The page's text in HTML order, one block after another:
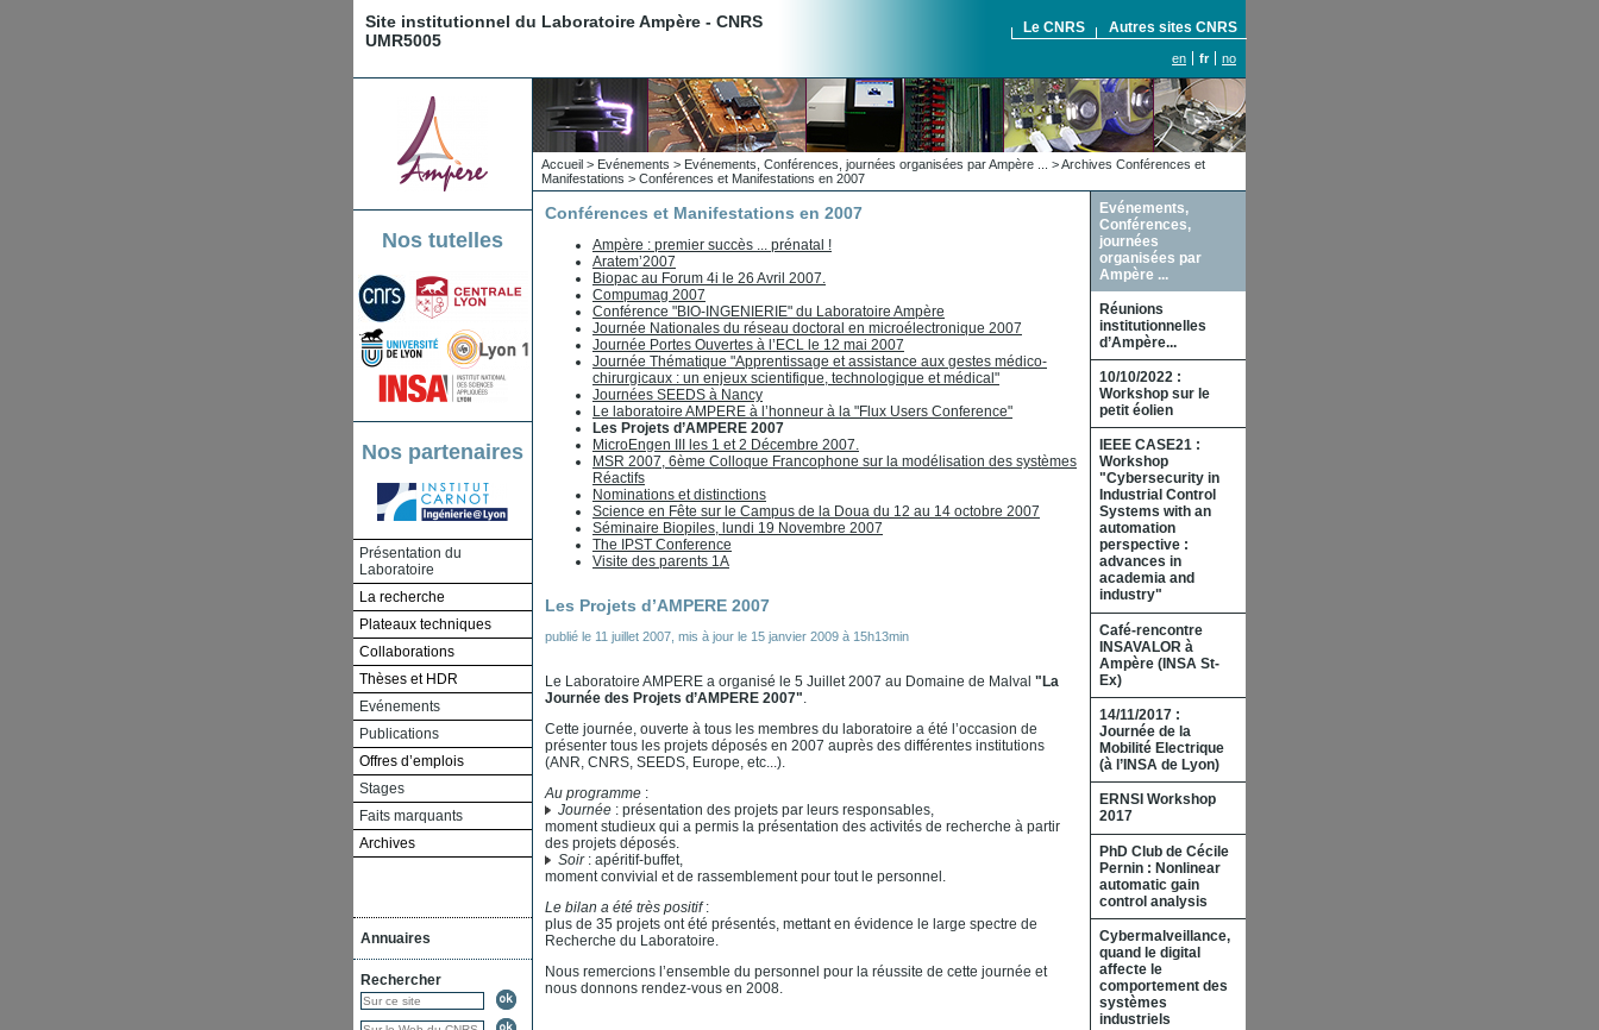
Site institutionnel du Laboratoire Ampère - CNRS
UMR5005
Le CNRS Autres sites CNRS
en fr no
Nos tutelles
Nos partenaires
Présentation du
Laboratoire
La recherche
Plateaux techniques
Collaborations
Thèses et HDR
Evénements
Publications
Offres d’emplois
Stages
Faits marquants
Archives
Annuaires
Rechercher
Accueil > Evénements > Evénements, Conférences, journées organisées par Ampère ... >Archives Conférences et
Manifestations > Conférences et Manifestations en 2007
Evénements,
Conférences,
journées
organisées par
Ampère ...
Réunions
institutionnelles
d’Ampère...
10/10/2022 :
Workshop sur le
petit éolien
IEEE CASE21 :
Workshop
"Cybersecurity in
Industrial Control
Systems with an
automation
perspective :
advances in
academia and
industry"
Café-rencontre
INSAVALOR à
Ampère (INSA St-
Ex)
14/11/2017 :
Journée de la
Mobilité Electrique
(à l’INSA de Lyon)
ERNSI Workshop
2017
PhD Club de Cécile
Pernin : Nonlinear
automatic gain
control analysis
Cybermalveillance,
quand le digital
affecte le
comportement des
systèmes
industriels
Conférences et Manifestations en 2007
Ampère : premier succès ... prénatal !
Aratem’2007
Biopac au Forum 4i le 26 Avril 2007.
Compumag 2007
Conférence "BIO-INGENIERIE" du Laboratoire Ampère
Journée Nationales du réseau doctoral en microélectronique 2007
Journée Portes Ouvertes à l’ECL le 12 mai 2007
Journée Thématique "Apprentissage et assistance aux gestes médico-
chirurgicaux : un enjeux scientifique, technologique et médical"
Journées SEEDS à Nancy
Le laboratoire AMPERE à l’honneur à la "Flux Users Conference"
Les Projets d’AMPERE 2007
MicroEngen III les 1 et 2 Décembre 2007.
MSR 2007, 6ème Colloque Francophone sur la modélisation des systèmes
Réactifs
Nominations et distinctions
Science en Fête sur le Campus de la Doua du 12 au 14 octobre 2007
Séminaire Biopiles, lundi 19 Novembre 2007
The IPST Conference
Visite des parents 1A
Les Projets d’AMPERE 2007
publié le 11 juillet 2007 mis à jour le 15 janvier 2009 à 15h13min
Le Laboratoire AMPERE a organisé le 5 Juillet 2007 au Domaine de Malval "La
Journée des Projets d’AMPERE 2007".
Cette journée, ouverte à tous les membres du laboratoire a été l’occasion de
présenter tous les projets déposés en 2007 auprès des différentes institutions
(ANR, CNRS, SEEDS, Europe, etc...).
Au programme :
Journée : présentation des projets par leurs responsables,
moment studieux qui a permis la présentation des activités de recherche à partir
des projets déposés.
Soir: apéritif-buffet,
moment convivial et de rassemblement pour tout le personnel.
Le bilan a été très positif:
plus de 35 projets ont été présentés, mettant en évidence le large spectre de
Recherche du Laboratoire.
Nous remercions l’ensemble du personnel pour la réussite de cette journée et
nous donnons rendez-vous en 2008.